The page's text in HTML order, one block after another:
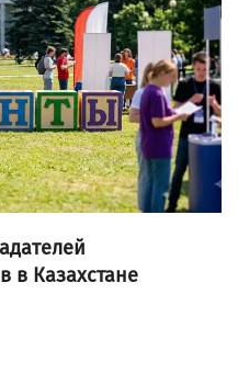
в Казахстане